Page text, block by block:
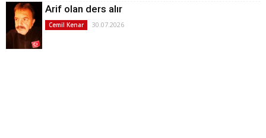
Arif olan ders alır
Cemil Kenar 30.07.2026